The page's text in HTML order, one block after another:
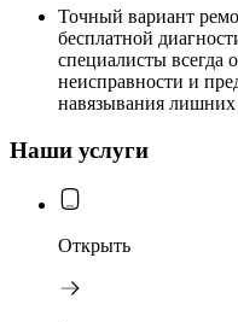
Точный вариант
бесплатной
специалисты всегда
неисправности и
навязывания лишних
Наши услуги
Открыть